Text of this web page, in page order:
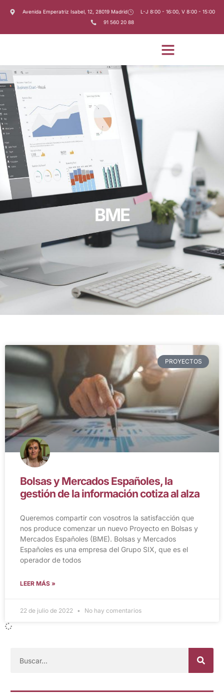
Avenida Emperatriz Isabel, 12, 28019 Madrid
L-J 8:00 - 16:00, V 8:00 - 15:00
91 560 20 88
BME
PROYECTOS
Bolsas y Mercados Españoles, la
gestión de la información cotiza al alza
Queremos compartir con vosotros la satisfacción que
nos produce comenzar un nuevo Proyecto en Bolsas y
Mercados Españoles (BME). Bolsas y Mercados
Españoles es una empresa del Grupo SIX, que es el
operador de todos
LEER MÁS »
22 de julio de 2022 No hay comentarios